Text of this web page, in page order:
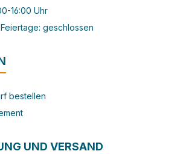
16:00 Uhr
geschlossen
bestellen
UND VERSAND